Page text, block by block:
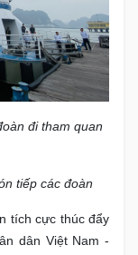
đi tham quan
tiếp các đoàn
tích cực thúc đẩy
dân Việt Nam -